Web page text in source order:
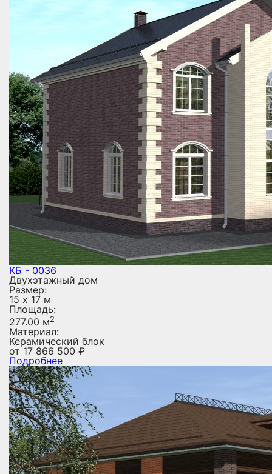
КБ - 0036
Двухэтажный дом
Размер:
15 х 17 м
Площадь:
277.00 м2
Материал:
Керамический блок
от17 866 500 ₽
Подробнее